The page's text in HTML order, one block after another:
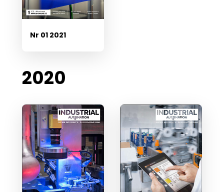
Nr 01 2021
2020